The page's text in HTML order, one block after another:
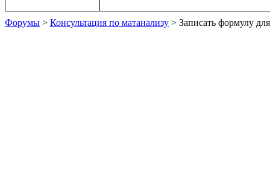
Форумы > Консультация по матанализу > Записать формулу